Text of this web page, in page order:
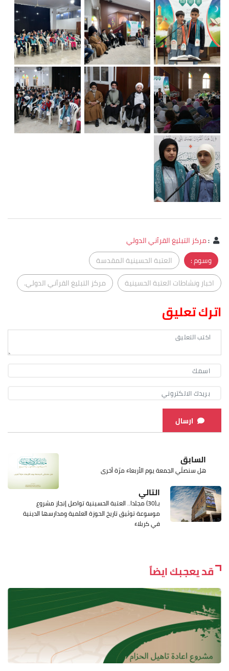
:مركز التبليغ القرآني الدولي
وسوم :
العتبة الحسينية المقدسة
اخبار ونشاطات العتبة الحسينية
مركز التبليغ القرآني الدولي.
اترك تعليق
ارسال
السابق
هل سنصلّي الجمعة يوم الأربعاء مرّة أخرى
التالي
بـ(30) مجلدا.. العتبة الحسينية تواصل إنجاز مشروع
موسوعة توثيق تاريخ الحوزة العلمية ومدارسها الدينية
في كربلاء
قد يعجبك ايضاً